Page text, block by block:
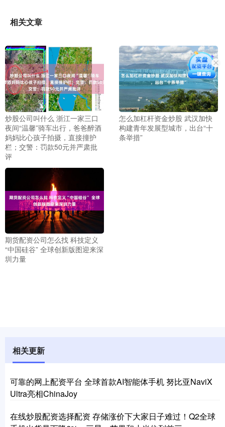
相关文章
炒股公司叫什么 浙江一家三口
夜间“温馨”骑车出行，爸爸醉酒
妈妈比心孩子拍摄，直接撞护
栏；交警：罚款50元并严肃批
评
怎么加杠杆资金炒股 武汉加快
构建青年发展型城市，出台“十
条举措”
期货配资公司怎么找 科技定义
“中国硅谷” 全球创新版图迎来深
圳力量
相关更新
可靠的网上配资平台 全球首款AI智能体手机 努比亚NaviX
Ultra亮相ChinaJoy
在线炒股配资选择配资 存储涨价下大家日子难过！Q2全球